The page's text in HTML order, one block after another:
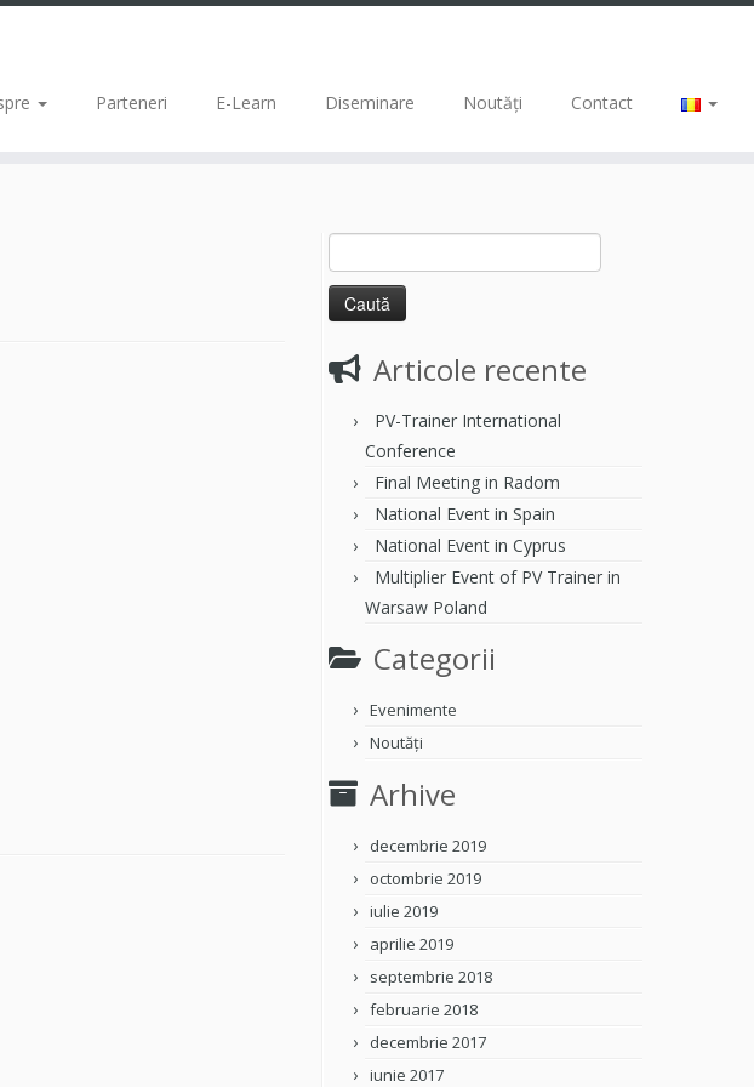
Parteneri E-Learn Diseminare Noutăți Contact
Articole recente
PV-Trainer International
Conference
Final Meeting in Radom
National Event in Spain
National Event in Cyprus
Multiplier Event of PV Trainer in
Warsaw Poland
Categorii
Evenimente
Noutăți
Arhive
decembrie 2019
octombrie 2019
iulie 2019
aprilie 2019
septembrie 2018
februarie 2018
decembrie 2017
iunie 2017